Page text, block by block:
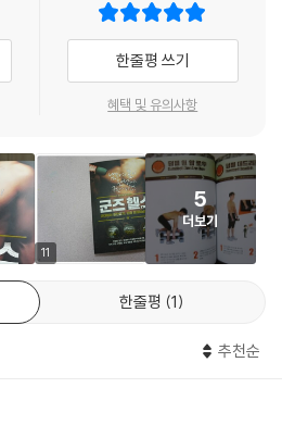
과가 있다!
구성한 운동 루틴
고난위도의 운동법을 알아야 한다고 착각
했느냐가 중요하다. 책에서는 각 동작마
하는지 정확히 짚어준다. 한 가지 운동
로 하게 되면 근육이 금방 적응해버려서
에 운동 루틴을 다채롭게 연구하여 근육
장 잘 받을 수 있는 프로그램을 구성하였
틴도 다르다. 초보자일수록 맨몸 및 밴드,
을 할 수 있게 구성했고, 중급자는 수준
및 운동 꿀팁을 함께 제공한다.
한
한줄평 쓰기
혜택 및 유의사항
11
5
더보기
한줄평 1
추천순